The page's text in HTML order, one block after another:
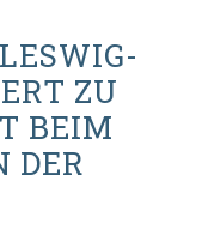
ZU
BEIM
DER